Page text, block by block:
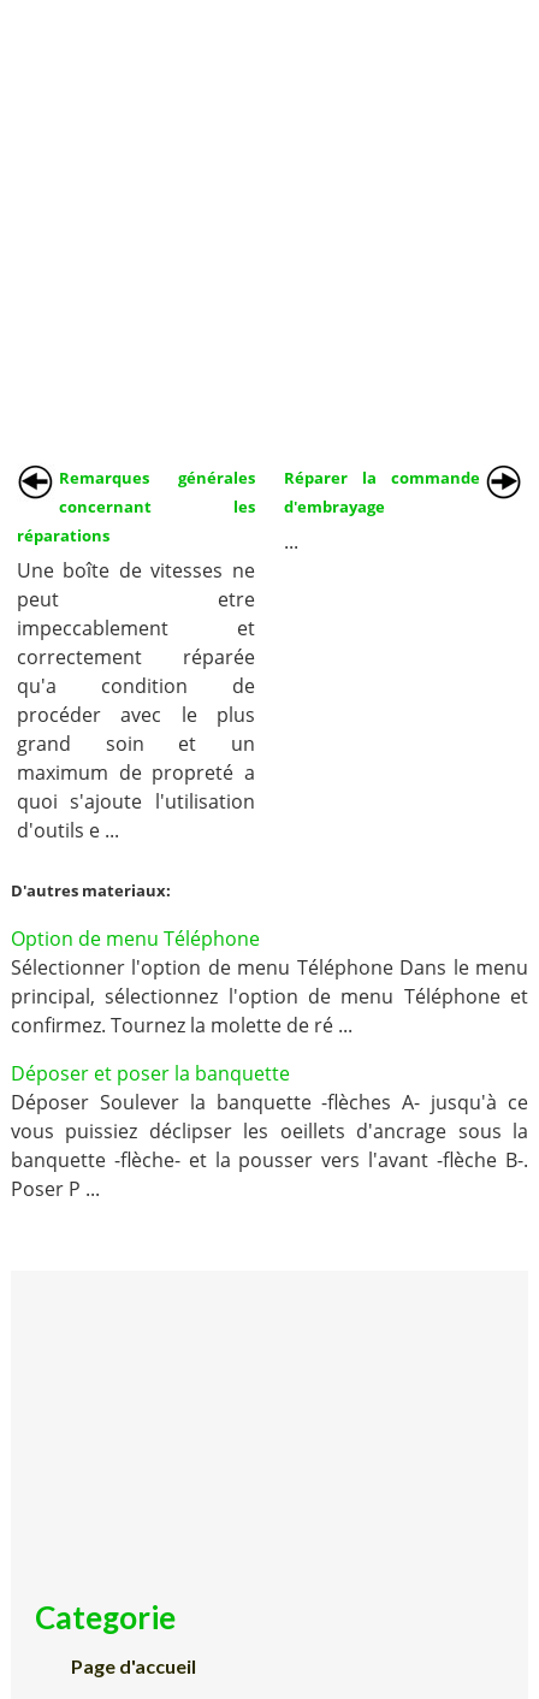
Remarques générales
concernant les
réparations
Une boîte de vitesses ne
peut etre
impeccablement et
correctement réparée
qu'a condition de
procéder avec le plus
grand soin et un
maximum de propreté a
quoi s'ajoute l'utilisation
d'outils e ...
Réparer la commande
d'embrayage
...
D'autres materiaux:
Option de menu Téléphone
Sélectionner l'option de menu Téléphone Dans le menu
principal, sélectionnez l'option de menu Téléphone et
confirmez. Tournez la molette de ré ...
Déposer et poser la banquette
Déposer Soulever la banquette -flèches A- jusqu'à ce
vous puissiez déclipser les oeillets d'ancrage sous la
banquette -flèche- et la pousser vers l'avant -flèche B-.
Poser P ...
Categorie
Page d'accueil